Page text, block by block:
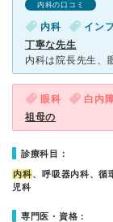
内科の口コミ
内科 イン
丁寧な先生
眼科 白内
祖母の
診療科目：
内科、呼吸器内科、循
児科
専門医・資格：